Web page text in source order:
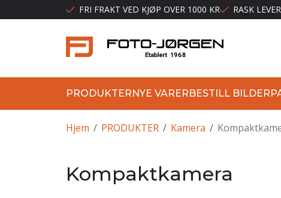
FRI FRAKT VED KJØP OVER 1000 KR RASK
PRODUKTERNYE VARERBESTILL BILDER
/
Hjem /
PRODUKTER /
Kamera
Kompaktkamera